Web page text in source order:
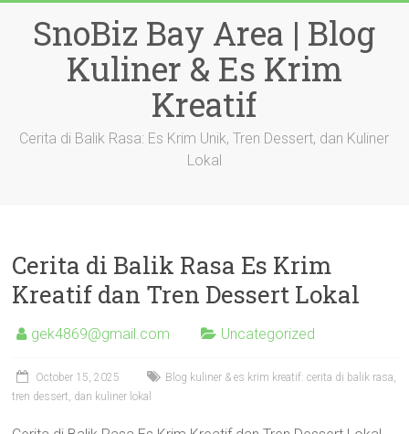
contentSnoBiz Bay Area | Blog
Kuliner & Es Krim
Kreatif
Cerita di Balik Rasa: Es Krim Unik, Tren Dessert, dan Kuliner
Lokal
Cerita di Balik Rasa Es Krim
Kreatif dan Tren Dessert Lokal
gek4869@gmail.com Uncategorized
October 15, 2025
Blog kuliner & es krim kreatif: cerita di balik rasa,
tren dessert, dan kuliner lokal